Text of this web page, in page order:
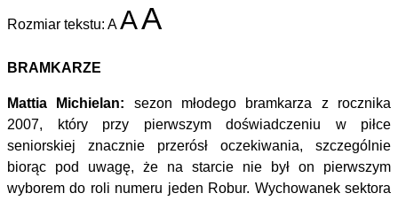
Rozmiar tekstu: A AA
BRAMKARZE
Mattia Michielan: sezon młodego bramkarza z rocznika
2007, który przy pierwszym doświadczeniu w piłce
seniorskiej znacznie przerósł oczekiwania, szczególnie
biorąc pod uwagę, że na starcie nie był on pierwszym
wyborem do roli numeru jeden Robur. Wychowanek sektora